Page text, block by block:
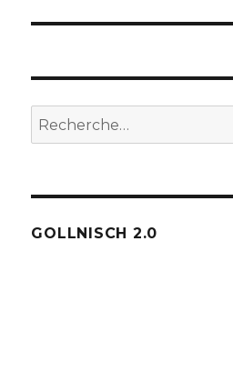
Recherche
pour :
GOLLNISCH 2.0